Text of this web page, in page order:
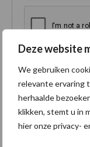
Deze website
We gebruiken
relevante ervaring
herhaalde
klikken, stemt u in
hier onze privacy-
Je persoonlijke
ervaring op
tot je account te
zoals